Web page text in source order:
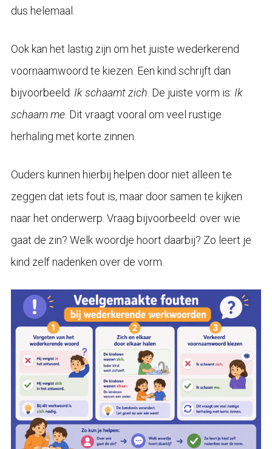
dus helemaal.
Ook kan het lastig zijn om het juiste wederkerend
voornaamwoord te kiezen. Een kind schrijft dan
bijvoorbeeld: Ik schaamt zich . De juiste vorm is: Ik
schaam me. Dit vraagt vooral om veel rustige
herhaling met korte zinnen.
Ouders kunnen hierbij helpen door niet alleen te
zeggen dat iets fout is, maar door samen te kijken
naar het onderwerp. Vraag bijvoorbeeld: over wie
gaat de zin? Welk woordje hoort daarbij? Zo leert je
kind zelf nadenken over de vorm.